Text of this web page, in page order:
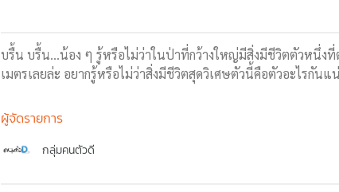
บรื้น บรื้น…น้อง ๆ รู้หรือไม่ว่าในป่าที่กว้างใหญ่มีสิ่งมีชีวิตตัวหนึ่งที่
เมตรเลยล่ะ อยากรู้หรือไม่ว่าสิ่งมีชีวิตสุดวิเศษตัวนี้คือตัวอะไรกั
ผู้จัดรายการ
กลุ่มคนตัวดี